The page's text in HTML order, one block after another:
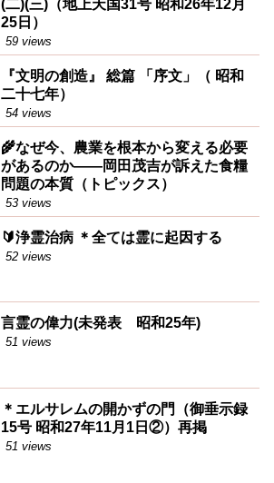
(二)(三)（地上天国31号 昭和26年12月
25日）
59 views
『文明の創造』 総篇 「序文」（ 昭和
二十七年）
54 views
🌾なぜ今、農業を根本から変える必要
があるのか――岡田茂吉が訴えた食糧
問題の本質（トピックス）
53 views
🔰浄霊治病 ＊全ては霊に起因する
52 views
言霊の偉力(未発表 昭和25年)
51 views
＊エルサレムの開かずの門（御垂示録
15号 昭和27年11月1日②）再掲
51 views